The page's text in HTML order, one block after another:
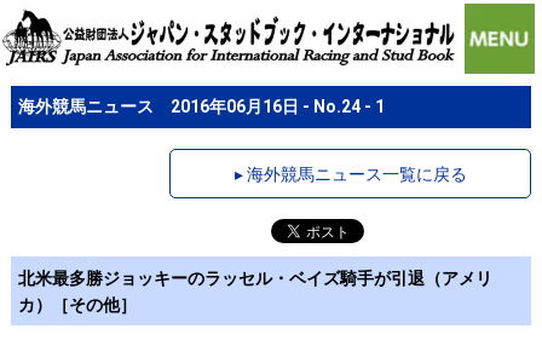
海外競馬ニュース 2016年06月16日 - No.24 - 1
▸ 海外競馬ニュース一覧に戻る
北米最多勝ジョッキーのラッセル・ベイズ騎手が引退（アメリ
カ）［その他］